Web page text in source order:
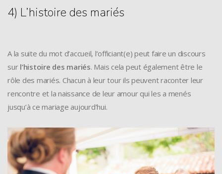
4) L’histoire des mariés
A la suite du mot d’accueil, l’officiant(e) peut faire un discours
sur l’histoire des mariés. Mais cela peut également être le
rôle des mariés. Chacun à leur tour ils peuvent raconter leur
rencontre et la naissance de leur amour qui les a menés
jusqu’à ce mariage aujourd’hui.